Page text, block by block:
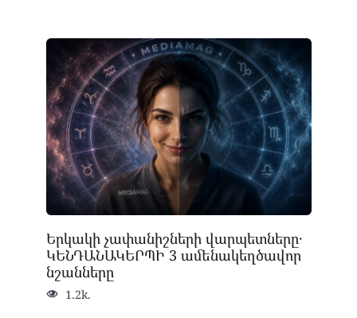
Երկակի չափանիշների վարպետները․
ԿԵՆԴԱՆԱԿԵՐՊԻ 3 ամենակեղծավոր
նշանները
1.2k.